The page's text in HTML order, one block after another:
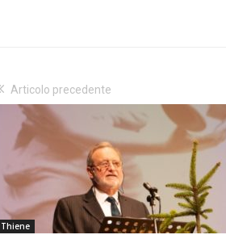
Articolo precedente
Thiene